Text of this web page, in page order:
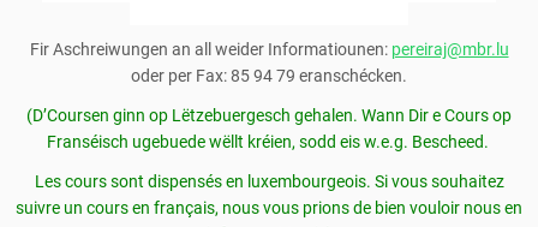
Fir Aschreiwungen an all weider Informatiounen: pereiraj@mbr.lu
oder per Fax: 85 94 79 eranschécken.
(D’Coursen ginn op Lëtzebuergesch gehalen. Wann Dir e Cours op
Franséisch ugebuede wëllt kréien, sodd eis w.e.g. Bescheed.
Les cours sont dispensés en luxembourgeois. Si vous souhaitez
suivre un cours en français, nous vous prions de bien vouloir nous en